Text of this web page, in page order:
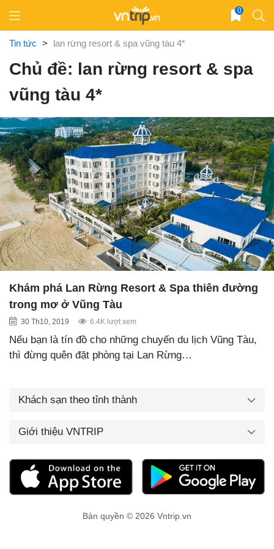
content
0
Tin tức > lan rừng resort & spa vũng tàu 4*
Chủ đề: lan rừng resort & spa
vũng tàu 4*
Khám phá Lan Rừng Resort & Spa thiên đường
trong mơ ở Vũng Tàu
30 Th10, 2019 6.4K lượt xem
Nếu bạn là tín đồ cho những chuyến du lịch Vũng Tàu,
thì đừng quên đặt phòng tại Lan Rừng…
Khách sạn theo tỉnh thành
Giới thiệu VNTRIP
Bản quyền © 2026 Vntrip.vn